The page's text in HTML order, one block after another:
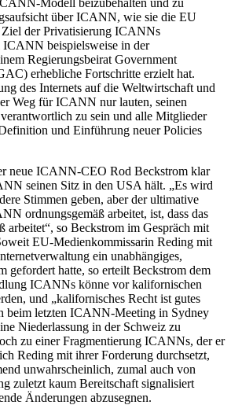
über ICANN, wie sie die EU
der Privatisierung ICANNs
beispielsweise in der
Regierungsbeirat Government
erhebliche Fortschritte erzielt hat.
des Internets auf die Weltwirtschaft und
Weg für ICANN nur lauten, seinen
zu sein und alle Mitglieder
und Einführung neuer Policies
neue ICANN-CEO Rod Beckstrom klar
seinen Sitz in den USA hält. „Es wird
Stimmen geben, aber der ultimative
ordnungsgemäß arbeitet, ist, dass das
arbeitet“, so Beckstrom im Gespräch mit
EU-Medienkommissarin Reding mit
ein unabhängiges,
gefordert hatte, so erteilt Beckstrom dem
ICANNs könne vor kalifornischen
und „kalifornisches Recht ist gutes
beim letzten ICANN-Meeting in Sydney
Niederlassung in der Schweiz zu
zu einer Fragmentierung ICANNs, der er
Reding mit ihrer Forderung durchsetzt,
unwahrscheinlich, zumal auch von
zuletzt kaum Bereitschaft signalisiert
Änderungen abzusegnen.